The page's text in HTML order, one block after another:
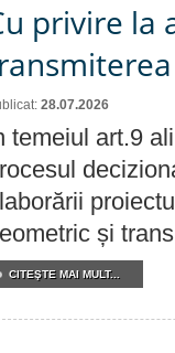
privire la
28.07.2026
temeiul art.9
și
CITEŞTE MAI MULT...